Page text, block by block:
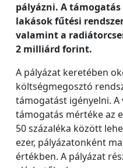
pályázni. A
lakások fűtési
valamint a
2 milliárd forint.
A pályázat keretében
költségmegosztó
támogatást igényelni.
támogatás mértéke az
50 százaléka között
ezer, pályázatonként
értékben. A pályázat